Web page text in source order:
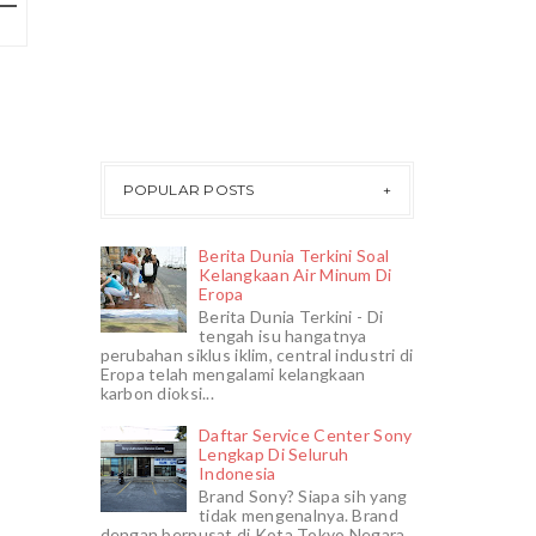
POPULAR POSTS
Berita Dunia Terkini Soal
Kelangkaan Air Minum Di
Eropa
Berita Dunia Terkini - Di
tengah isu hangatnya
perubahan siklus iklim, central industri di
Eropa telah mengalami kelangkaan
karbon dioksi...
Daftar Service Center Sony
Lengkap Di Seluruh
Indonesia
Brand Sony? Siapa sih yang
tidak mengenalnya. Brand